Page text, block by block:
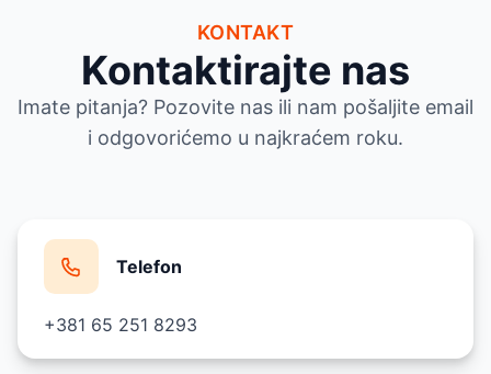
KONTAKT
Kontaktirajte nas
Imate pitanja? Pozovite nas ili nam pošaljite email
i odgovorićemo u najkraćem roku.
Telefon
+381 65 251 8293